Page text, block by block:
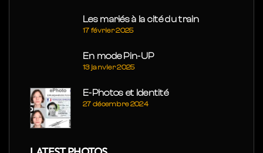
Les mariés à la cité du train
17 février 2025
En mode Pin-UP
13 janvier 2025
E-Photos et Identité
27 décembre 2024